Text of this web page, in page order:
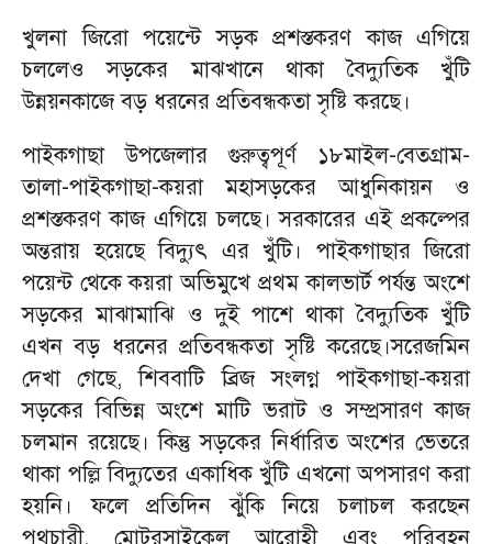
খুলনা জিরো পয়েন্টে সড়ক প্রশস্তকরণ কাজ এগিয়ে
চললেও সড়কের মাঝখানে থাকা বৈদ্যুতিক খুঁটি
উন্নয়নকাজে বড় ধরনের প্রতিবন্ধকতা সৃষ্টি করছে।
পাইকগাছা উপজেলার গুরুত্বপূর্ণ ১৮মাইল-বেতগ্রাম-
তালা-পাইকগাছা-কয়রা মহাসড়কের আধুনিকায়ন ও
প্রশস্তকরণ কাজ এগিয়ে চলছে। সরকারের এই প্রকল্পের
অন্তরায় হয়েছে বিদ্যুৎ এর খুঁটি। পাইকগাছার জিরো
পয়েন্ট থেকে কয়রা অভিমুখে প্রথম কালভার্ট পর্যন্ত অংশে
সড়কের মাঝামাঝি ও দুই পাশে থাকা বৈদ্যুতিক খুঁটি
এখন বড় ধরনের প্রতিবন্ধকতা সৃষ্টি করেছে।সরেজমিন
দেখা গেছে, শিববাটি ব্রিজ সংলগ্ন পাইকগাছা-কয়রা
সড়কের বিভিন্ন অংশে মাটি ভরাট ও সম্প্রসারণ কাজ
চলমান রয়েছে। কিন্তু সড়কের নির্ধারিত অংশের ভেতরে
থাকা পল্লি বিদ্যুতের একাধিক খুঁটি এখনো অপসারণ করা
হয়নি। ফলে প্রতিদিন ঝুঁকি নিয়ে চলাচল করছেন
পথচারী, মোটরসাইকেল আরোহী এবং পরিবহন